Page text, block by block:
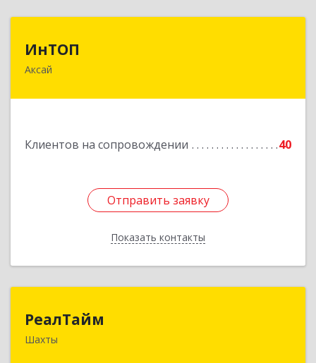
ИнТОП
Аксай
Клиентов на сопровождении 40
Отправить заявку
Показать контакты
344000, Ростов-на-Дону г, Буденновский пр-кт,
Отправить заявку
Назад
РеалТайм
Шахты